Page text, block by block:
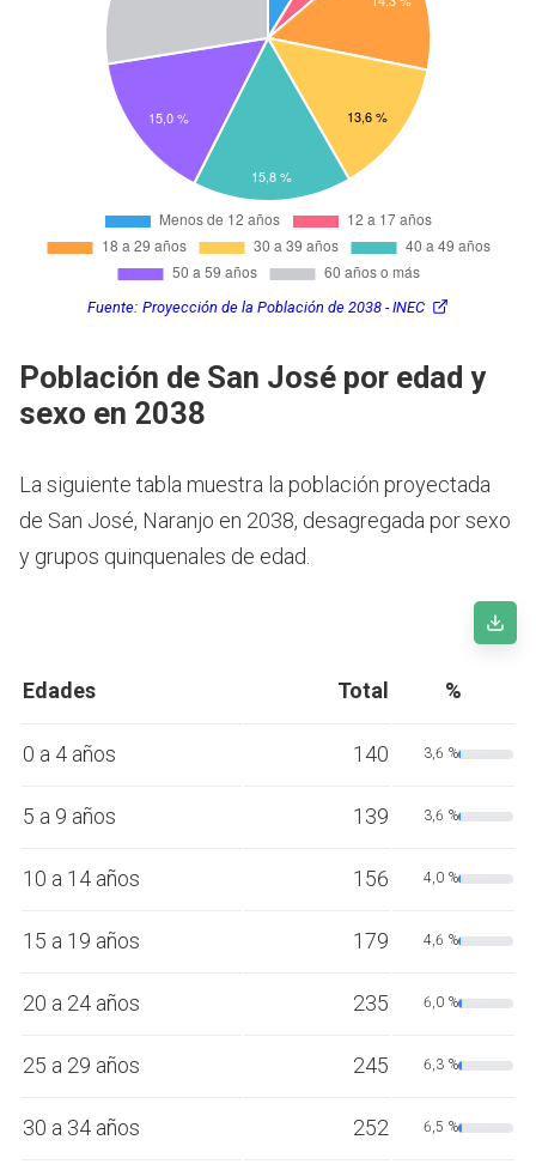
Fuente: Proyección de la Población de 2038 - INEC
Población de San José por edad y
sexo en 2038
La siguiente tabla muestra la población proyectada
de San José, Naranjo en 2038, desagregada por sexo
y grupos quinquenales de edad.
Edades Total %
0 a 4 años 140 3,6 %
5 a 9 años 139 3,6 %
10 a 14 años 156 4,0 %
15 a 19 años 179 4,6 %
20 a 24 años 235 6,0 %
25 a 29 años 245 6,3 %
30 a 34 años 252 6,5 %